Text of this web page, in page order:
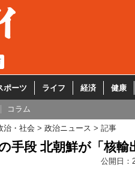
ポーツ ライフ 経済 健康
コラム
治・社会 政治ニュース 記事
手段 北朝鮮が「核輸
公開日：